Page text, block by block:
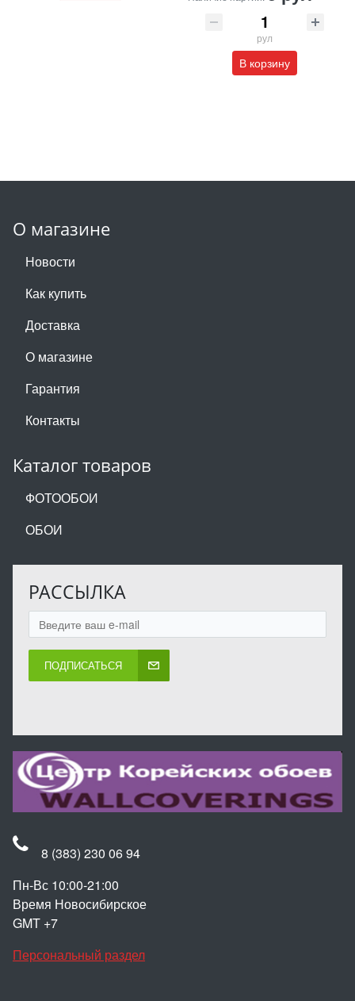
рул
В корзину
О магазине
Новости
Как купить
Доставка
О магазине
Гарантия
Контакты
Каталог товаров
ФОТООБОИ
ОБОИ
РАССЫЛКА
ПОДПИСАТЬСЯ
8 (383) 230 06 94
Пн-Вс 10:00-21:00
Время Новосибирское
GMT +7
Персональный раздел